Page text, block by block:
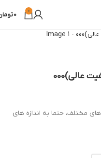
0
0
عالی)000
مختلف، حتما به اندازه های